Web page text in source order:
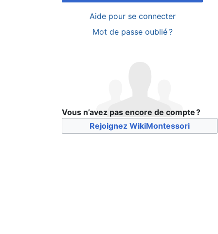
Aide pour se connecter
Mot de passe oublié ?
Vous n’avez pas encore de compte ?
Rejoignez WikiMontessori